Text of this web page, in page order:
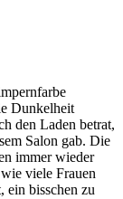
Dunkelheit
den Laden betrat,
Salon gab. Die
immer wieder
viele Frauen
ein bisschen zu